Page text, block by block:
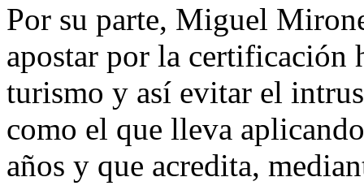
Por su parte, Miguel
apostar por la certificación
turismo y así evitar el
como el que lleva
años y que acredita,